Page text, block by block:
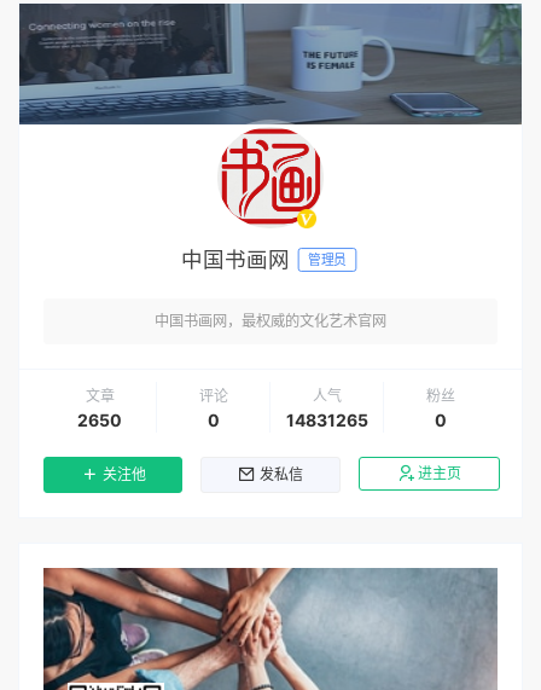
中国书画网 管理员
中国书画网，最权威的文化艺术官网
文章
2650
评论
0
人气
14831265
粉丝
0
关注他 发私信 进主页